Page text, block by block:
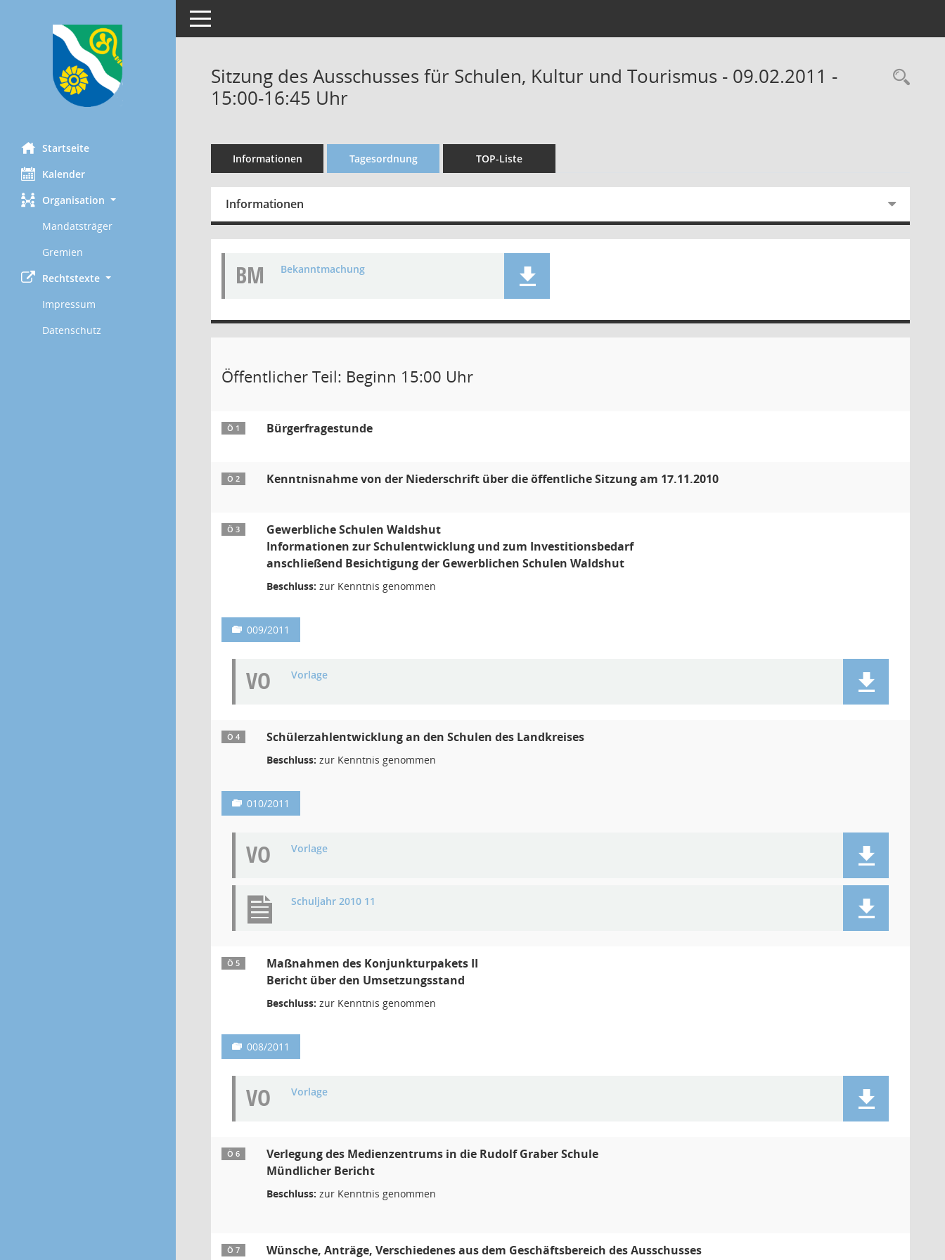
Startseite
Kalender
Organisation
Mandatsträger
Gremien
Rechtstexte
Impressum
Datenschutz
Toggle navigation
Sitzung des Ausschusses für Schulen, Kultur und Tourismus - 09.02.2011 -
15:00-16:45 Uhr
Informationen Tagesordnung TOP-Liste
Informationen
BM Bekanntmachung
Öffentlicher Teil: Beginn 15:00 Uhr
Ö 1 Bürgerfragestunde
Ö 2 Kenntnisnahme von der Niederschrift über die öffentliche Sitzung am 17.11.2010
Ö 3
Gewerbliche Schulen Waldshut
Informationen zur Schulentwicklung und zum Investitionsbedarf
anschließend Besichtigung der Gewerblichen Schulen Waldshut
Beschluss: zur Kenntnis genommen
009/2011
VO Vorlage
Ö 4 Schülerzahlentwicklung an den Schulen des Landkreises
Beschluss: zur Kenntnis genommen
010/2011
VO Vorlage
Schuljahr 2010 11
Ö 5
Maßnahmen des Konjunkturpakets II
Bericht über den Umsetzungsstand
Beschluss: zur Kenntnis genommen
008/2011
VO Vorlage
Ö 6
Verlegung des Medienzentrums in die Rudolf Graber Schule
Mündlicher Bericht
Beschluss: zur Kenntnis genommen
Ö 7 Wünsche, Anträge, Verschiedenes aus dem Geschäftsbereich des Ausschusses